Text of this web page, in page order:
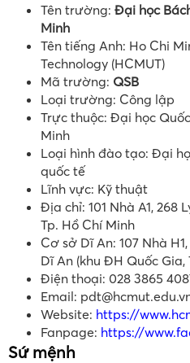
Tên trường: Đại học
Minh
Tên tiếng Anh: Ho Chi
Technology (HCMUT)
Mã trường: QSB
Loại trường: Công lập
Trực thuộc: Đại học
Minh
Loại hình đào tạo: Đại
quốc tế
Lĩnh vực: Kỹ thuật
Địa chỉ: 101 Nhà A1, 268
Tp. Hồ Chí Minh
Cơ sở Dĩ An: 107 Nhà
Dĩ An (khu ĐH Quốc Gia,
Điện thoại: 028 3865
Email:
Website: https://
Fanpage: https://
Sứ mệnh